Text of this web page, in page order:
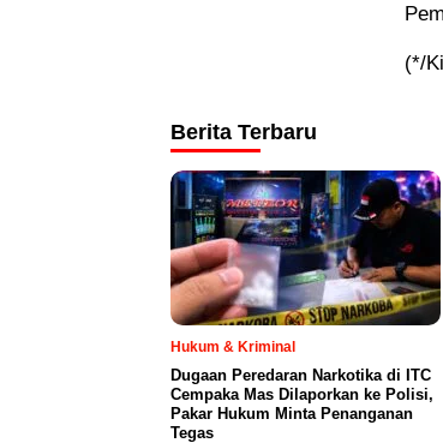
(*/
Berita Terbaru
Hukum & Kriminal
Dugaan Peredaran Narkotika di ITC
Cempaka Mas Dilaporkan ke Polisi,
Pakar Hukum Minta Penanganan
Tegas